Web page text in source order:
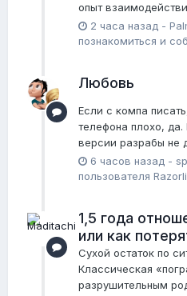
опыт
2 часа назад -
познакомиться и
Любовь
Если с компа
телефона плохо,
версии разрабы не
6 часов назад -
пользователя
1,5 года
или как
Сухой остаток по
Классическая
разрушительным